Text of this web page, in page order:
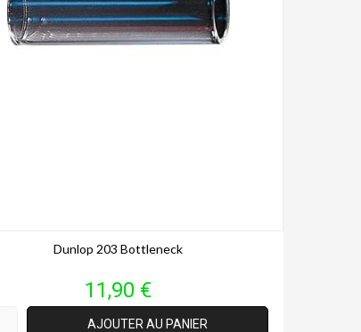
Dunlop 203 Bottleneck
Prix
11,90 €
AJOUTER AU PANIER